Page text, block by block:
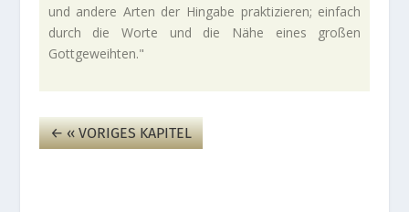
und andere Arten der Hin­gabe prak­ti­zieren; ein­fach
durch die Worte und die Nähe eines großen
Gottgeweihten."
←‹‹ VORIGES KAPITEL